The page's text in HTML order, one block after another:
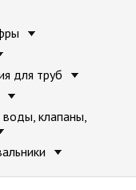
для труб
клапаны,